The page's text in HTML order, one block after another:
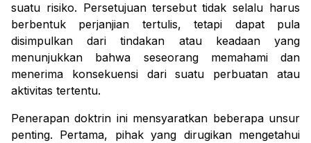
suatu risiko. Persetujuan tersebut tidak selalu harus
berbentuk perjanjian tertulis, tetapi dapat pula
disimpulkan dari tindakan atau keadaan yang
menunjukkan bahwa seseorang memahami dan
menerima konsekuensi dari suatu perbuatan atau
aktivitas tertentu.
Penerapan doktrin ini mensyaratkan beberapa unsur
penting. Pertama, pihak yang dirugikan mengetahui